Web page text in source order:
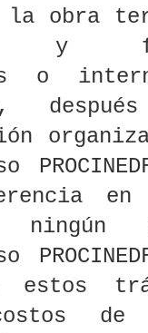
obra
y
o
estos